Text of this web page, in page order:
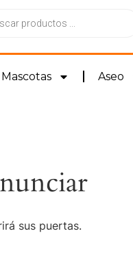
Mascotas Aseo
sus puertas.